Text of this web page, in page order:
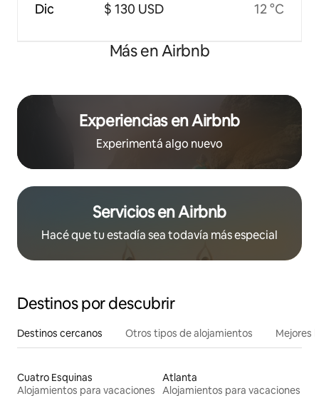
Dic $ 130 USD 12 °C
Más en Airbnb
Experiencias en Airbnb
Experimentá algo nuevo
Servicios en Airbnb
Hacé que tu estadía sea todavía más especial
Destinos por descubrir
Destinos cercanos Otros tipos de alojamientos Mejores
Cuatro Esquinas
Alojamientos para vacaciones
Atlanta
Alojamientos para vacaciones